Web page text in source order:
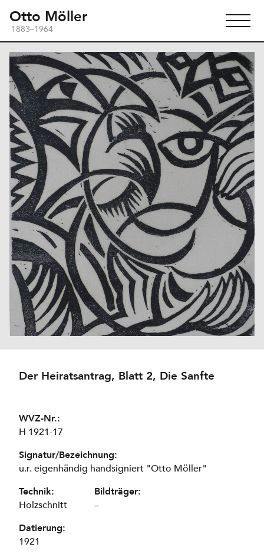
Otto Möller
1883–1964
Der Heiratsantrag, Blatt 2, Die Sanfte
WVZ-Nr.:
H 1921-17
Signatur/Bezeichnung:
u.r. eigenhändig handsigniert "Otto Möller"
Technik:
Holzschnitt
Bildträger:
–
Datierung:
1921